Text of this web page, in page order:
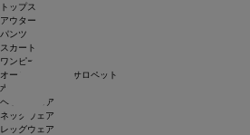
トップス
アウター
パンツ
スカート
ワンピース
オールインワン・サロペット
水着
ヘッドウェア
ネックウェア
レッグウェア